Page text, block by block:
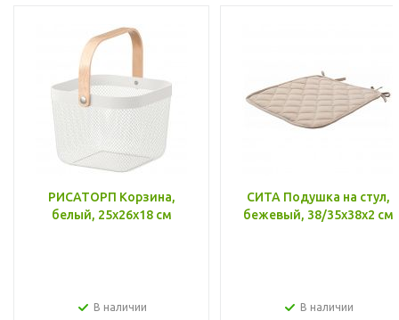
РИСАТОРП Корзина,
белый, 25x26x18 см
В наличии
СИТА Подушка на стул,
бежевый, 38/35x38x2 см
В наличии